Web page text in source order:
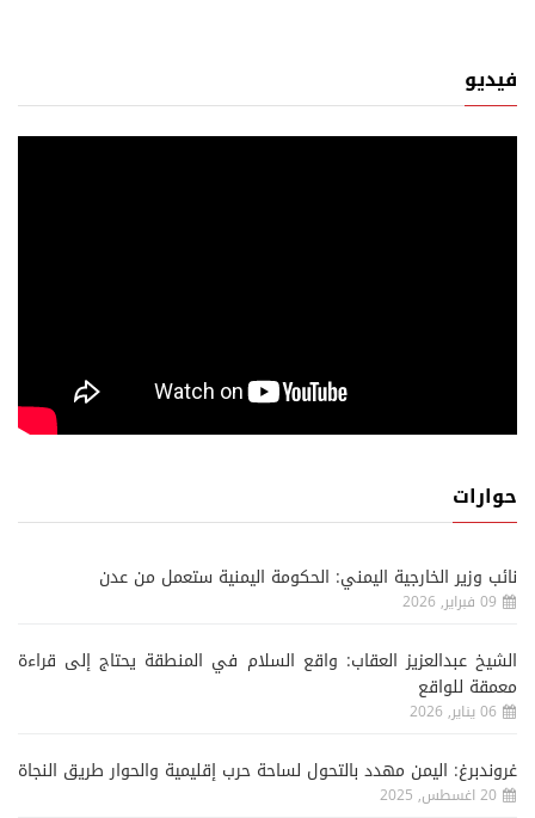
فيديو
حوارات
نائب وزير الخارجية اليمني: الحكومة اليمنية ستعمل من عدن
09 فبراير, 2026
الشيخ عبدالعزيز العقاب: واقع السلام في المنطقة يحتاج إلى قراءة
معمقة للواقع
06 يناير, 2026
غروندبرغ: اليمن مهدد بالتحول لساحة حرب إقليمية والحوار طريق النجاة
20 اغسطس, 2025